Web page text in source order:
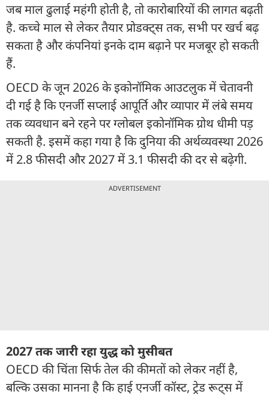
जब माल ढुलाई महंगी होती है, तो कारोबारियों की लागत बढ़ती
है. कच्चे माल से लेकर तैयार प्रोडक्ट्स तक, सभी पर खर्च बढ़
सकता है और कंपनियां इनके दाम बढ़ाने पर मजबूर हो सकती
हैं.
OECD के जून 2026 के इकोनॉमिक आउटलुक में चेतावनी
दी गई है कि एनर्जी सप्लाई आपूर्ति और व्यापार में लंबे समय
तक व्यवधान बने रहने पर ग्लोबल इकोनॉमिक ग्रोथ धीमी पड़
सकती है. इसमें कहा गया है कि दुनिया की अर्थव्यवस्था 2026
में 2.8 फीसदी और 2027 में 3.1 फीसदी की दर से बढ़ेगी.
ADVERTISEMENT
2027 तक जारी रहा युद्ध को मुसीबत
OECD की चिंता सिर्फ तेल की कीमतों को लेकर नहीं है,
बल्कि उसका मानना है कि हाई एनर्जी कॉस्ट, ट्रेड रूट्स में